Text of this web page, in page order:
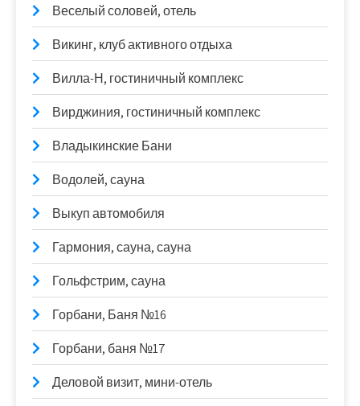
Веселый соловей, отель
Викинг, клуб активного отдыха
Вилла-Н, гостиничный комплекс
Вирджиния, гостиничный комплекс
Владыкинские Бани
Водолей, сауна
Выкуп автомобиля
Гармония, сауна, сауна
Гольфстрим, сауна
Горбани, Баня №16
Горбани, баня №17
Деловой визит, мини-отель